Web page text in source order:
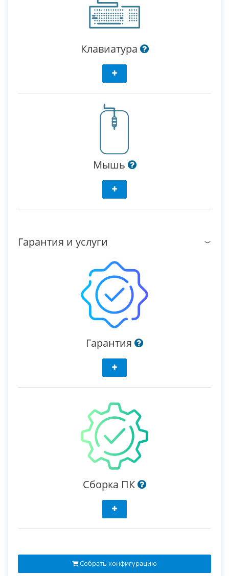
Клавиатура
Мышь
Гарантия и услуги
Гарантия
Сборка ПК
Собрать конфигурацию